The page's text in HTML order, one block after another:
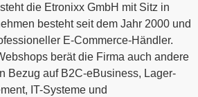
die Etronixx GmbH mit Sitz in
besteht seit dem Jahr 2000 und
E-Commerce-Händler.
berät die Firma auch andere
Bezug auf B2C-eBusiness, Lager-
IT-Systeme und